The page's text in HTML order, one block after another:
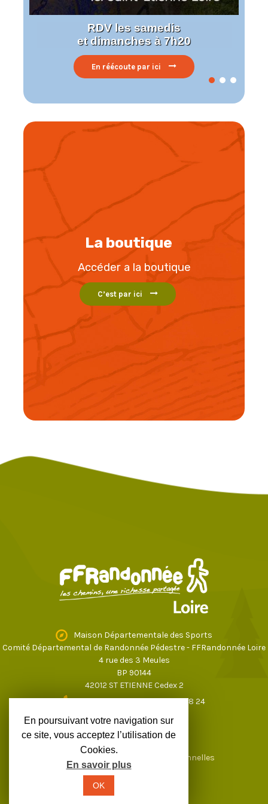
En réécoute par ici
RDV les samedis
et dimanches à 7h20
La boutique
Accéder a la boutique
C’est par ici
Maison Départementale des Sports
Comité Départemental de Randonnée Pédestre - FFRandonnée Loire
4 rue des 3 Meules
BP 90144
42012 ST ETIENNE Cedex 2
04 77 43 59 17ou04 77 37 28 24
loire@ffrandonnee.fr
Données personnelles
En poursuivant votre navigation sur
ce site, vous acceptez l’utilisation de
Cookies.
En savoir plus
OK